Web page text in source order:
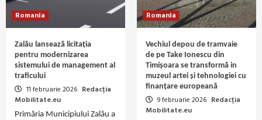
Romania
Zalău lansează licitația
pentru modernizarea
sistemului de management al
traficului
11 februarie 2026 Redacția
Mobilitate.eu
Primăria Municipiului Zalău a
Romania
Vechiul depou de tramvaie
de pe Take Ionescu din
Timișoara se transformă in
muzeul artei și tehnologiei cu
finanțare europeană
9 februarie 2026 Redacția
Mobilitate.eu